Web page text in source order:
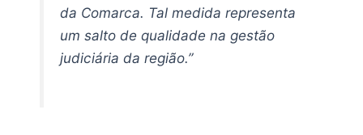
da Comarca. Tal medida representa
um salto de qualidade na gestão
judiciária da região.”